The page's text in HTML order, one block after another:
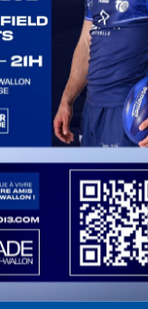
Club(s)
London
arrière polyvalent,
Né en Australie,
il rejoint le groupe
Broncos.
rugby dans la banlieue
2019, il évolue avec les
avec lesquels il joue
avec les Mackay
les Sunshines Coasts
Au total, Luke a passé six
NRL, avant de signer
Broncos en 2025.